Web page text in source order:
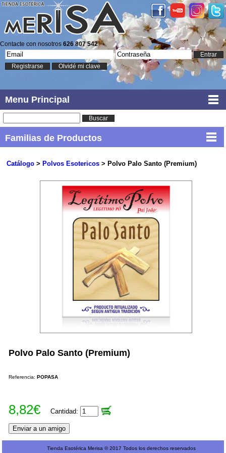
Contacte con nosotros 626 807 542
Entrar
Registrarse
Olvidé mi clave
Menu Principal
Buscar
Familias de Productos
Catálogo> Polvos Esotericos> Polvo Palo Santo (Premium)
Polvo Palo Santo (Premium)
Referencia:POPASA
8,82€ Cantidad:
Tienda Esotérica Merisa © 2017 Todos los derechos reservados